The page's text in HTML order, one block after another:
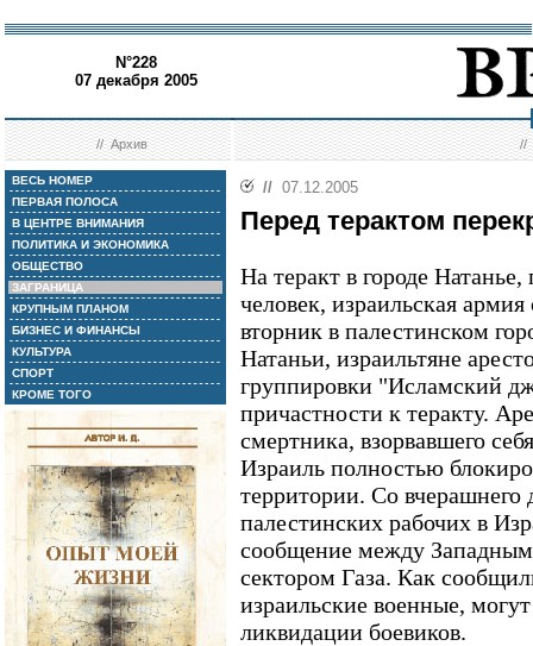
N°228
07 декабря 2005
//Архив //
ВЕСЬ НОМЕР
ПЕРВАЯ ПОЛОСА
В ЦЕНТРЕ ВНИМАНИЯ
ПОЛИТИКА И ЭКОНОМИКА
ОБЩЕСТВО
ЗАГРАНИЦА
КРУПНЫМ ПЛАНОМ
БИЗНЕС И ФИНАНСЫ
КУЛЬТУРА
СПОРТ
КРОМЕ ТОГО
// 07.12.2005
Перед терактом
На теракт в городе Натанье,
человек, израильская
вторник в палестинском
Натаньи, израильтяне
группировки "Исламский
причастности к теракту.
смертника, взорвавшего
Израиль полностью
территории. Со вчерашнего
палестинских рабочих в
сообщение между
сектором Газа. Как
израильские военные,
ликвидации боевиков.